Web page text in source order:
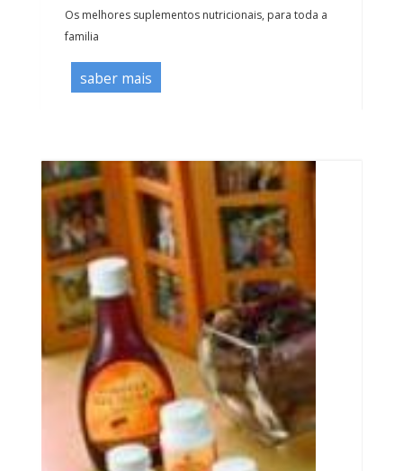
Os melhores suplementos nutricionais, para toda a
familia
saber mais